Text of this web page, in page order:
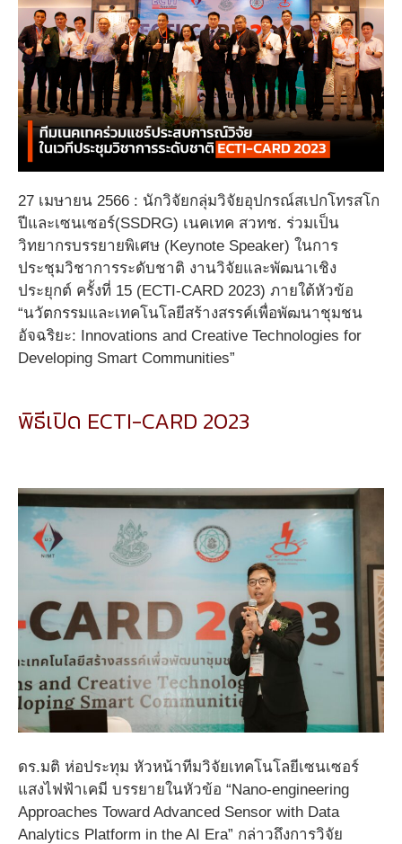
27 เมษายน 2566 : นักวิจัยกลุ่มวิจัยอุปกรณ์สเปกโทรสโก
ปีและเซนเซอร์(SSDRG) เนคเทค สวทช. ร่วมเป็น
วิทยากรบรรยายพิเศษ (Keynote Speaker) ในการ
ประชุมวิชาการระดับชาติ งานวิจัยและพัฒนาเชิง
ประยุกต์ ครั้งที่ 15 (ECTI-CARD 2023) ภายใต้หัวข้อ
“นวัตกรรมและเทคโนโลยีสร้างสรรค์เพื่อพัฒนาชุมชน
อัจฉริยะ: Innovations and Creative Technologies for
Developing Smart Communities”
พิธีเปิด ECTI-CARD 2023
ดร.มติ ห่อประทุม หัวหน้าทีมวิจัยเทคโนโลยีเซนเซอร์
แสงไฟฟ้าเคมี บรรยายในหัวข้อ “Nano-engineering
Approaches Toward Advanced Sensor with Data
Analytics Platform in the AI Era” กล่าวถึงการวิจัย